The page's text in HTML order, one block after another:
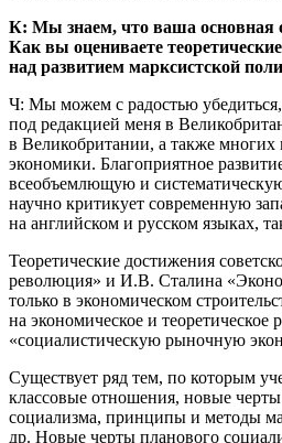
К: Мы знаем, что ваша основная
Как вы оцениваете
над развитием марксистской
Ч: Мы можем с радостью
под редакцией меня в
в Великобритании, а также
экономики. Благоприятное
всеобъемлющую и
научно критикует современную
на английском и русском языках,
Теоретические достижения
революция» и И.В. Сталина
только в экономическом
на экономическое и
«социалистическую рыночную
Существует ряд тем, по которым
классовые отношения, новые
социализма, принципы и методы
др. Новые черты планового